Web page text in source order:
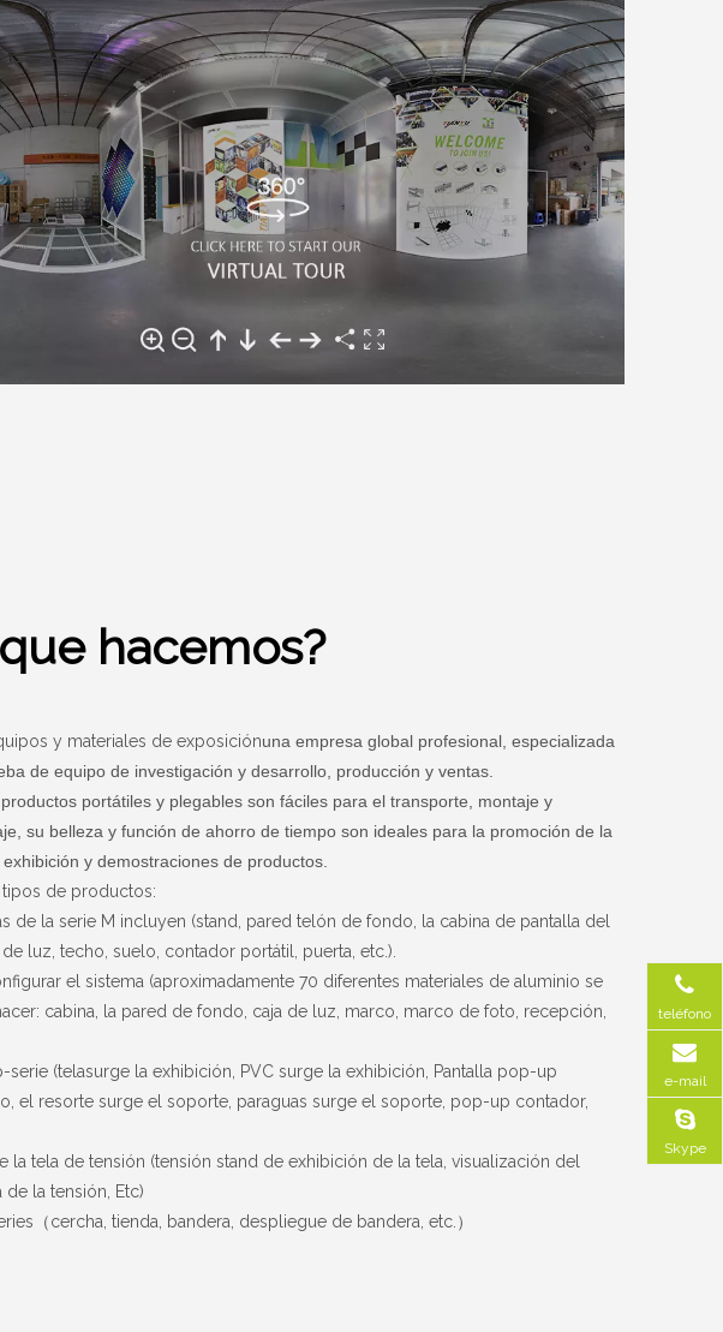
hacemos?
y materiales de exposiciónuna empresa global profesional, especializada
de equipo de investigación y desarrollo, producción y ventas.
portátiles y plegables son fáciles para el transporte, montaje y
su belleza y función de ahorro de tiempo son ideales para la promoción de la
y demostraciones de productos.
tipos de productos:
de la serie M incluyen (stand, pared telón de fondo, la cabina de pantalla del
de luz, techo, suelo, contador portátil, puerta, etc.).
el sistema (aproximadamente 70 diferentes materiales de aluminio se
cabina, la pared de fondo, caja de luz, marco, marco de foto, recepción,
serie (telasurge la exhibición , PVC surge la exhibición , Pantalla pop-up
el resorte surge el soporte, paraguas surge el soporte, pop-up contador,
la tela de tensión (tensión stand de exhibición de la tela, visualización del
de la tensión , Etc)
（ cercha, tienda, bandera, despliegue de bandera, etc. ）
teléfono
e-mail
Skype